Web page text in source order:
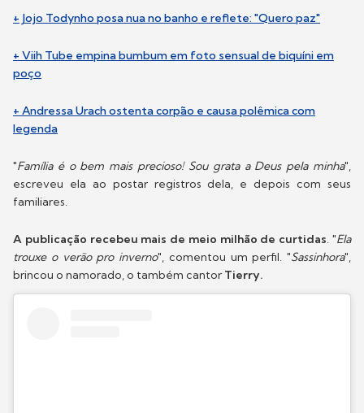
+ Jojo Todynho posa nua no banho e reflete: "Quero paz"
+ Viih Tube empina bumbum em foto sensual de biquíni em
poço
+ Andressa Urach ostenta corpão e causa polêmica com
legenda
"Família é o bem mais precioso! Sou grata a Deus pela minha",
escreveu ela ao postar registros dela, e depois com seus
familiares.
A publicação recebeu mais de meio milhão de curtidas. "Ela
trouxe o verão pro inverno", comentou um perfil. "Sassinhora",
brincou o namorado, o também cantor Tierry.